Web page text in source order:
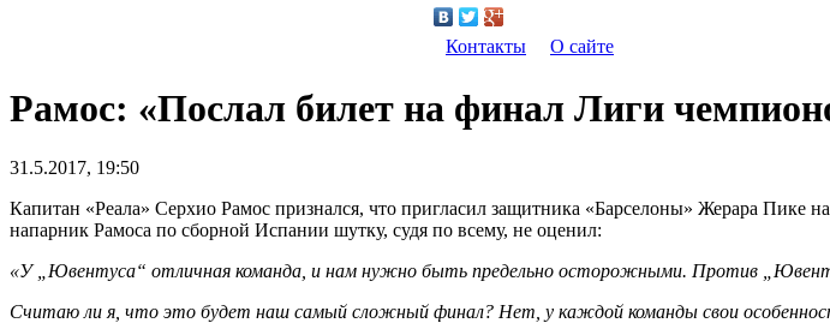
Контакты О сайте
Рамос: «Послал билет на финал Лиги
31.5.2017, 19:50
Капитан «Реала» Серхио Рамос признался, что пригласил защитника «Барселоны» Жерара Пике
напарник Рамоса по сборной Испании шутку, судя по всему, не оценил:
«У „Ювентуса“ отличная команда, и нам нужно быть предельно осторожными. Против
Считаю ли я, что это будет наш самый сложный финал? Нет, у каждой команды свои